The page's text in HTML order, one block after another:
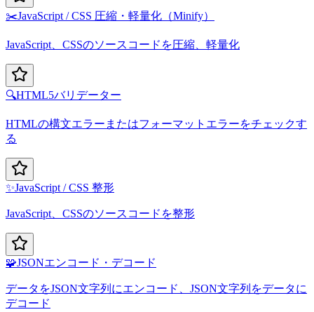
✂️JavaScript / CSS 圧縮・軽量化（Minify）
JavaScript、CSSのソースコードを圧縮、軽量化
🔍HTML5バリデーター
HTMLの構文エラーまたはフォーマットエラーをチェックす
る
✨JavaScript / CSS 整形
JavaScript、CSSのソースコードを整形
🧩JSONエンコード・デコード
データをJSON文字列にエンコード、JSON文字列をデータに
デコード